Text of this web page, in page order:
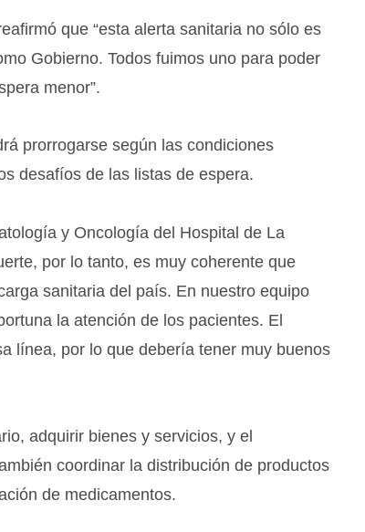
que “esta alerta sanitaria no sólo es
Gobierno. Todos fuimos uno para poder
menor”.
prorrogarse según las condiciones
desafíos de las listas de espera.
y Oncología del Hospital de La
por lo tanto, es muy coherente que
sanitaria del país. En nuestro equipo
la atención de los pacientes. El
línea, por lo que debería tener muy buenos
adquirir bienes y servicios, y el
coordinar la distribución de productos
de medicamentos.